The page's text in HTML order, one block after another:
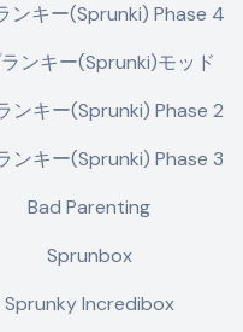
ンキー(Sprunki) Phase 4
ンキー(Sprunki)モッド
ンキー(Sprunki) Phase 2
ンキー(Sprunki) Phase 3
Bad Parenting
Sprunbox
Sprunky Incredibox